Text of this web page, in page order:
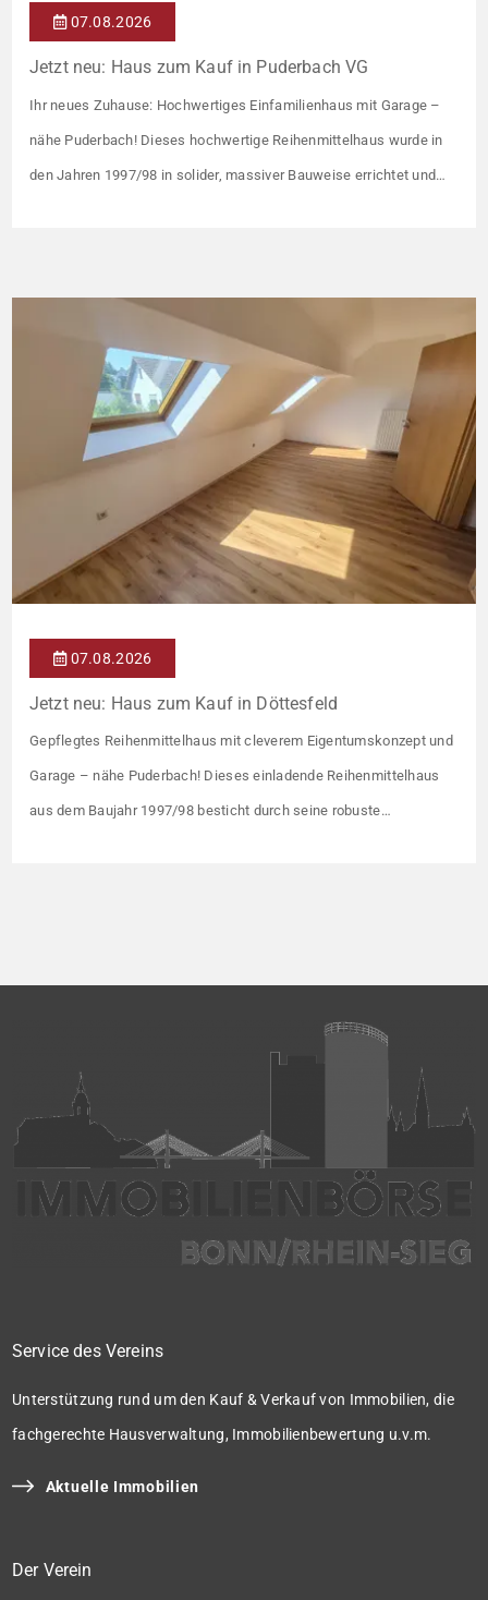
07.08.2026
Jetzt neu: Haus zum Kauf in Puderbach VG
Ihr neues Zuhause: Hochwertiges Einfamilienhaus mit Garage –
nähe Puderbach! Dieses hochwertige Reihenmittelhaus wurde in
den Jahren 1997/98 in solider, massiver Bauweise errichtet und
Grundstück (keine eigene Grünfläche, aber Terrasse). […]
07.08.2026
Jetzt neu: Haus zum Kauf in Döttesfeld
Gepflegtes Reihenmittelhaus mit cleverem Eigentumskonzept und
Garage – nähe Puderbach! Dieses einladende Reihenmittelhaus
aus dem Baujahr 1997/98 besticht durch seine robuste
Veräußert […]
Der Verein
Service des Vereins
Unterstützung rund um den Kauf & Verkauf von Immobilien, die
fachgerechte Hausverwaltung, Immobilienbewertung u.v.m.
Aktuelle Immobilien